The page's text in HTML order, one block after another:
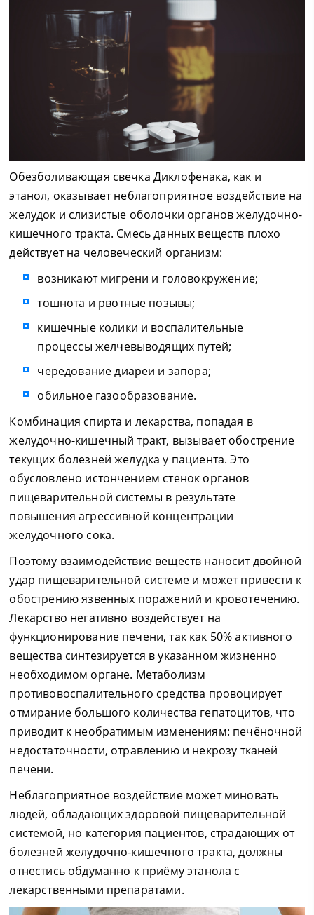
Обезболивающая свечка Диклофенака, как и
этанол, оказывает неблагоприятное воздействие на
желудок и слизистые оболочки органов желудочно-
кишечного тракта. Смесь данных веществ плохо
действует на человеческий организм:
возникают мигрени и головокружение;
тошнота и рвотные позывы;
кишечные колики и воспалительные
процессы желчевыводящих путей;
чередование диареи и запора;
обильное газообразование.
Комбинация спирта и лекарства, попадая в
желудочно-кишечный тракт, вызывает обострение
текущих болезней желудка у пациента. Это
обусловлено истончением стенок органов
пищеварительной системы в результате
повышения агрессивной концентрации
желудочного сока.
Поэтому взаимодействие веществ наносит двойной
удар пищеварительной системе и может привести к
обострению язвенных поражений и кровотечению.
Лекарство негативно воздействует на
функционирование печени, так как 50% активного
вещества синтезируется в указанном жизненно
необходимом органе. Метаболизм
противовоспалительного средства провоцирует
отмирание большого количества гепатоцитов, что
приводит к необратимым изменениям: печёночной
недостаточности, отравлению и некрозу тканей
печени.
Неблагоприятное воздействие может миновать
людей, обладающих здоровой пищеварительной
системой, но категория пациентов, страдающих от
болезней желудочно-кишечного тракта, должны
отнестись обдуманно к приёму этанола с
лекарственными препаратами.